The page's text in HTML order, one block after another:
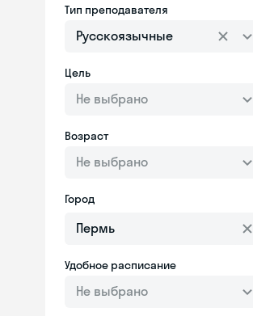
Тип преподавателя
Русскоязычные
Цель
Не выбрано
Возраст
Не выбрано
Город
Удобное расписание
Не выбрано